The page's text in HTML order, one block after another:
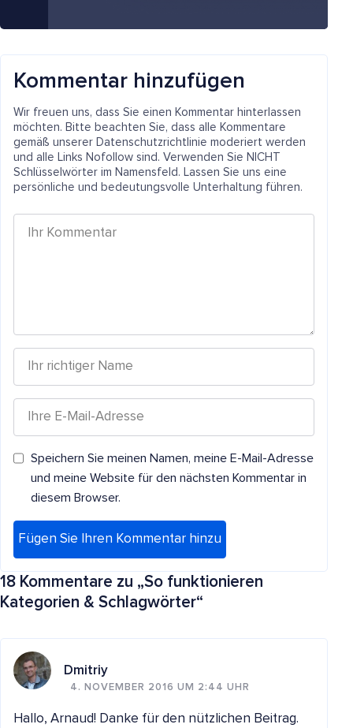
Kommentar hinzufügen
Wir freuen uns, dass Sie einen Kommentar hinterlassen
möchten. Bitte beachten Sie, dass alle Kommentare
gemäß unserer Datenschutzrichtlinie moderiert werden
und alle Links Nofollow sind. Verwenden Sie NICHT
Schlüsselwörter im Namensfeld. Lassen Sie uns eine
persönliche und bedeutungsvolle Unterhaltung führen.
Speichern Sie meinen Namen, meine E-Mail-Adresse
und meine Website für den nächsten Kommentar in
diesem Browser.
18 Kommentare zu „So funktionieren
Kategorien & Schlagwörter“
Dmitriy
4. NOVEMBER 2016 UM 2:44 UHR
Hallo, Arnaud! Danke für den nützlichen Beitrag.